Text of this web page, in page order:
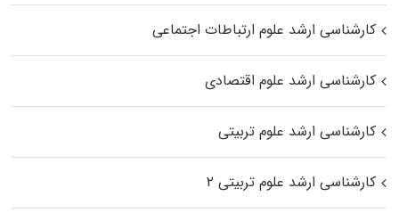
کارشناسی ارشد علوم ارتباطات اجتماعی
کارشناسی ارشد علوم اقتصادی
کارشناسی ارشد علوم تربیتی
کارشناسی ارشد علوم تربیتی ۲